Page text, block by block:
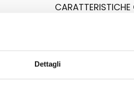
Dettagli
- Impermeabilità:
- Dimensioni